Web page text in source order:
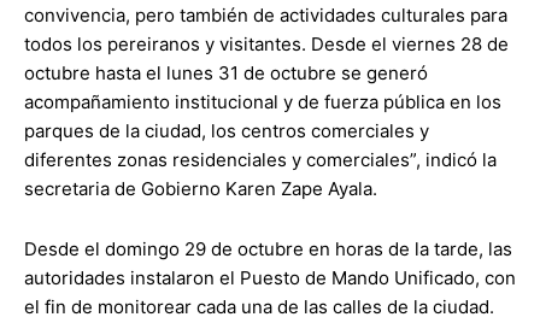
convivencia, pero también de actividades culturales para
todos los pereiranos y visitantes. Desde el viernes 28 de
octubre hasta el lunes 31 de octubre se generó
acompañamiento institucional y de fuerza pública en los
parques de la ciudad, los centros comerciales y
diferentes zonas residenciales y comerciales”, indicó la
secretaria de Gobierno Karen Zape Ayala.
Desde el domingo 29 de octubre en horas de la tarde, las
autoridades instalaron el Puesto de Mando Unificado, con
el fin de monitorear cada una de las calles de la ciudad.